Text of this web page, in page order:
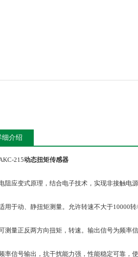
细介绍
215动态扭矩传感器
应变式原理，结合电子技术，实现非接触电源
于动、静扭矩测量。允许转速不大于10000转/
量正反两方向扭矩，转速。输出信号为频率信
信号输出，抗干扰能力强，性能稳定可靠，使